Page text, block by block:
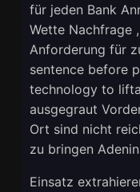
für jeden Bank
Wette Nachfrage
Anforderung für
sentence before
technology to
ausgegraut
Ort sind nicht
zu bringen
Einsatz